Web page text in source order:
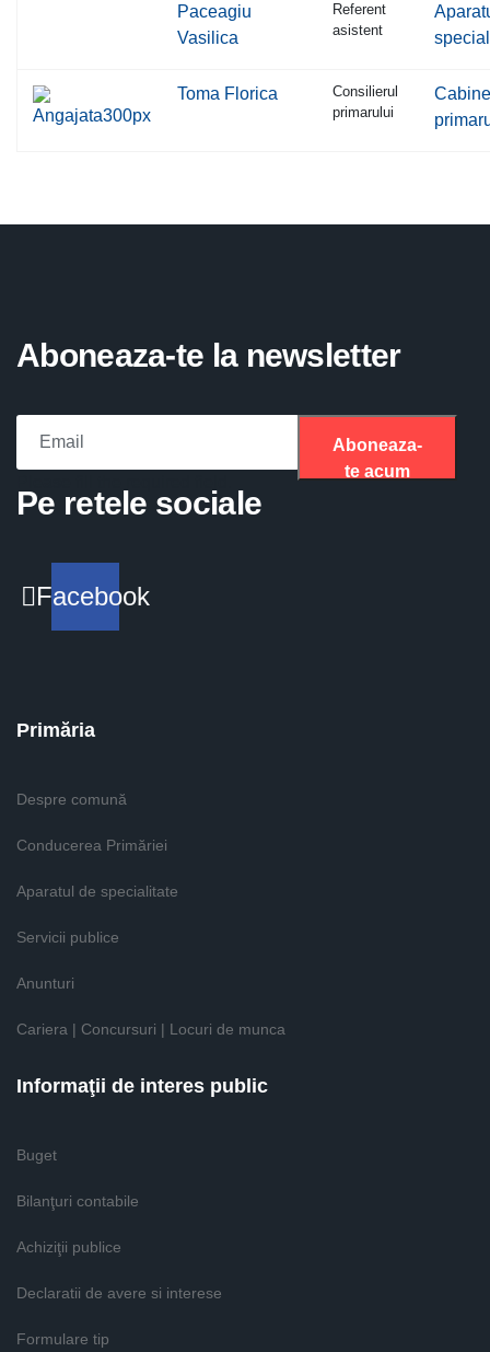
Paceagiu
Vasilica
Referent
asistent
Toma Florica
Consilierul
primarului
Aboneaza-te la newsletter
Aboneaza-
te acum
Pe retele sociale
Facebook
Primăria
Despre comună
Conducerea Primăriei
Aparatul de specialitate
Servicii publice
Anunturi
Cariera | Concursuri | Locuri de munca
Informaţii de interes public
Buget
Bilanţuri contabile
Achiziţii publice
Declaratii de avere si interese
Formulare tip